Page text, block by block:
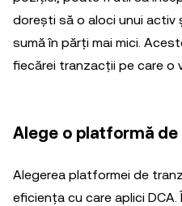
dorești să o aloci unui activ
sumă în părți mai mici.
fiecărei tranzacții pe care o
Alege o platformă
Alegerea platformei de
eficiența cu care aplici